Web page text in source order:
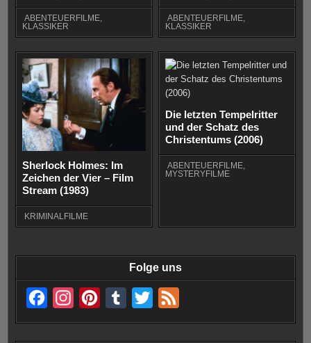
ABENTEUERFILME
KLASSIKER
ABENTEUERFILME
KLASSIKER
Sherlock Holmes: Im
Zeichen der Vier – Film
Stream (1983)
KRIMINALFILME
Die letzten Tempelritter
und der Schatz des
Christentums (2006)
ABENTEUERFILME
MYSTERYFILME
Folge uns
c
s
n
m
i
e